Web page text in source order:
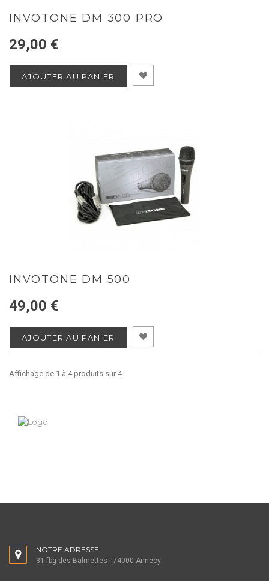
INVOTONE DM 300 PRO
29,00 €
AJOUTER AU PANIER
INVOTONE DM 500
49,00 €
AJOUTER AU PANIER
Affichage de 1 à 4 produits sur 4
NOTRE ADRESSE
31 fbg des Balmettes - 74000 Annecy